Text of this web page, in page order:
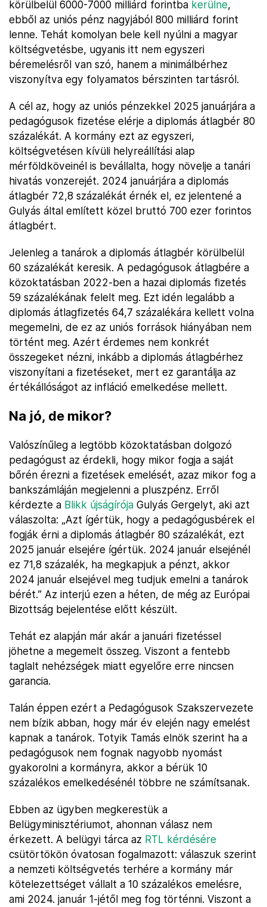
körülbelül 6000-7000 milliárd forintba kerülne,
ebből az uniós pénz nagyjából 800 milliárd forint
lenne. Tehát komolyan bele kell nyúlni a magyar
költségvetésbe, ugyanis itt nem egyszeri
béremelésről van szó, hanem a minimálbérhez
viszonyítva egy folyamatos bérszinten tartásról.
A cél az, hogy az uniós pénzekkel 2025 januárjára a
pedagógusok fizetése elérje a diplomás átlagbér 80
százalékát. A kormány ezt az egyszeri,
költségvetésen kívüli helyreállítási alap
mérföldköveinél is bevállalta, hogy növelje a tanári
hivatás vonzerejét. 2024 januárjára a diplomás
átlagbér 72,8 százalékát érnék el, ez jelentené a
Gulyás által említett közel bruttó 700 ezer forintos
átlagbért.
Jelenleg a tanárok a diplomás átlagbér körülbelül
60 százalékát keresik. A pedagógusok átlagbére a
közoktatásban 2022-ben a hazai diplomás fizetés
59 százalékának felelt meg. Ezt idén legalább a
diplomás átlagfizetés 64,7 százalékára kellett volna
megemelni, de ez az uniós források hiányában nem
történt meg. Azért érdemes nem konkrét
összegeket nézni, inkább a diplomás átlagbérhez
viszonyítani a fizetéseket, mert ez garantálja az
értékállóságot az infláció emelkedése mellett.
Na jó, de mikor?
Valószínűleg a legtöbb közoktatásban dolgozó
pedagógust az érdekli, hogy mikor fogja a saját
bőrén érezni a fizetések emelését, azaz mikor fog a
bankszámláján megjelenni a pluszpénz. Erről
kérdezte a Blikk újságírója Gulyás Gergelyt, aki azt
válaszolta: „Azt ígértük, hogy a pedagógusbérek el
fogják érni a diplomás átlagbér 80 százalékát, ezt
2025 január elsejére ígértük. 2024 január elsejénél
ez 71,8 százalék, ha megkapjuk a pénzt, akkor
2024 január elsejével meg tudjuk emelni a tanárok
bérét.” Az interjú ezen a héten, de még az Európai
Bizottság bejelentése előtt készült.
Tehát ez alapján már akár a januári fizetéssel
jöhetne a megemelt összeg. Viszont a fentebb
taglalt nehézségek miatt egyelőre erre nincsen
garancia.
Talán éppen ezért a Pedagógusok Szakszervezete
nem bízik abban, hogy már év elején nagy emelést
kapnak a tanárok. Totyik Tamás elnök szerint ha a
pedagógusok nem fognak nagyobb nyomást
gyakorolni a kormányra, akkor a bérük 10
százalékos emelkedésénél többre ne számítsanak.
Ebben az ügyben megkerestük a
Belügyminisztériumot, ahonnan válasz nem
érkezett. A belügyi tárca az RTL kérdésére
csütörtökön óvatosan fogalmazott: válaszuk szerint
a nemzeti költségvetés terhére a kormány már
kötelezettséget vállalt a 10 százalékos emelésre,
ami 2024. január 1-jétől meg fog történni. Viszont a